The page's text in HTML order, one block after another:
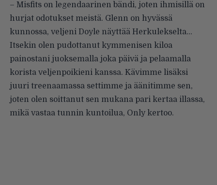
– Misfits on legendaarinen bändi, joten ihmisillä on
hurjat odotukset meistä. Glenn on hyvässä
kunnossa, veljeni Doyle näyttää Herkulekselta…
Itsekin olen pudottanut kymmenisen kiloa
painostani juoksemalla joka päivä ja pelaamalla
korista veljenpoikieni kanssa. Kävimme lisäksi
juuri treenaamassa settimme ja äänitimme sen,
joten olen soittanut sen mukana pari kertaa illassa,
mikä vastaa tunnin kuntoilua, Only kertoo.